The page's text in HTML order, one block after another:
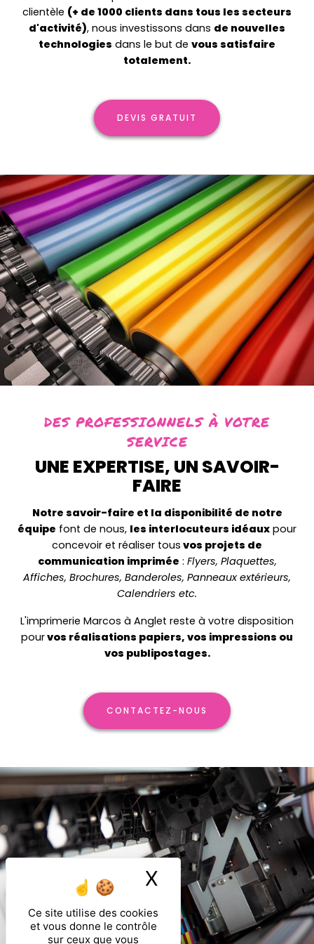
Ce site utilise des cookies
et vous donne le contrôle
sur ceux que vous
X Masquer le
clientèle (+ de 1000 clients dans tous les secteurs
d'activité), nous investissons dans de nouvelles
technologies dans le but de vous satisfaire
totalement.
DEVIS GRATUIT
DES PROFESSIONNELS À VOTRE
SERVICE
UNE EXPERTISE, UN SAVOIR-
FAIRE
Notre savoir-faire et la disponibilité de notre
équipe font de nous, les interlocuteurs idéaux pour
concevoir et réaliser tous vos projets de
communication imprimée : Flyers, Plaquettes,
Affiches, Brochures, Banderoles, Panneaux extérieurs,
Calendriers etc.
L'imprimerie Marcos à Anglet reste à votre disposition
pourvos réalisations papiers, vos impressions ou
vos publipostages.
CONTACTEZ-NOUS